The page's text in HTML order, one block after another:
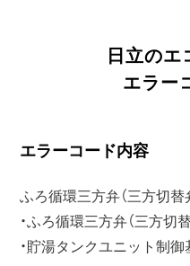
日立のエ
エラー
エラーコード内容
ふろ循環三方弁（三方切替
・ふろ循環三方弁（三方切
・貯湯タンクユニット制